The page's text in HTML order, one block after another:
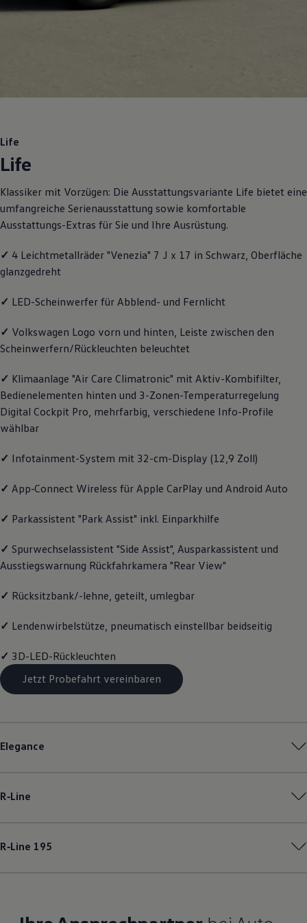
Motorenöl und Flüssigkeiten
Volkswagen Teile
Schutz und Pflege
Handy und Fahrzeug verbinden
Updates für Software, Karten und Radio
Über Ihr Auto
Vorgängermodelle
Volkswagen Kundenbetreuung
Digitale Betriebsanleitung
Live Beratung
Lifestyle
Transport
Familie
Volkswagen R
Pannen- und Unfallhilfe
Volkswagen Kundenbetreuung
Life
Life
Klassiker mit Vorzügen: Die Ausstattungsvariante Life bietet eine
umfangreiche Serienausstattung sowie komfortable
Ausstattungs-Extras für Sie und Ihre Ausrüstung.
✓ 4 Leichtmetallräder "Venezia" 7 J x 17 in Schwarz, Oberfläche
glanzgedreht
✓ LED-Scheinwerfer für Abblend- und Fernlicht
✓ Volkswagen Logo vorn und hinten, Leiste zwischen den
Scheinwerfern/Rückleuchten beleuchtet
✓ Klimaanlage "Air Care Climatronic" mit Aktiv-Kombifilter,
Bedienelementen hinten und 3-Zonen-Temperaturregelung
Digital Cockpit Pro, mehrfarbig, verschiedene Info-Profile
wählbar
✓ Infotainment-System mit 32-cm-Display (12,9 Zoll)
✓ App‑Connect Wireless für Apple CarPlay und Android Auto
✓ Parkassistent "Park Assist" inkl. Einparkhilfe
✓ Spurwechselassistent "Side Assist", Ausparkassistent und
Ausstiegswarnung Rückfahrkamera "Rear View"
✓ Rücksitzbank/-lehne, geteilt, umlegbar
✓ Lendenwirbelstütze, pneumatisch einstellbar beidseitig
✓ 3D-LED-Rückleuchten
Jetzt Probefahrt vereinbaren
Elegance
R‑Line
R‑Line 195